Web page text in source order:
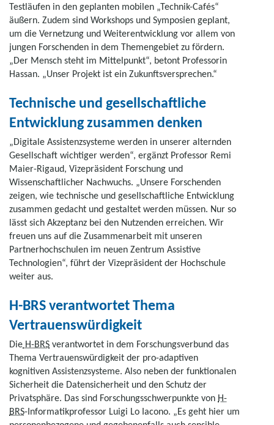
Testläufen in den geplanten mobilen „Technik-Cafés“
äußern. Zudem sind Workshops und Symposien geplant,
um die Vernetzung und Weiterentwicklung vor allem von
jungen Forschenden in dem Themengebiet zu fördern.
„Der Mensch steht im Mittelpunkt“, betont Professorin
Hassan. „Unser Projekt ist ein Zukunftsversprechen.“
Technische und gesellschaftliche
Entwicklung zusammen denken
„Digitale Assistenzsysteme werden in unserer alternden
Gesellschaft wichtiger werden“, ergänzt Professor Remi
Maier-Rigaud, Vizepräsident Forschung und
Wissenschaftlicher Nachwuchs. „Unsere Forschenden
zeigen, wie technische und gesellschaftliche Entwicklung
zusammen gedacht und gestaltet werden müssen. Nur so
lässt sich Akzeptanz bei den Nutzenden erreichen. Wir
freuen uns auf die Zusammenarbeit mit unseren
Partnerhochschulen im neuen Zentrum Assistive
Technologien“, führt der Vizepräsident der Hochschule
weiter aus.
H-BRS verantwortet Thema
Vertrauenswürdigkeit
Die H-BRS verantwortet in dem Forschungsverbund das
Thema Vertrauenswürdigkeit der pro-adaptiven
kognitiven Assistenzsysteme. Also neben der funktionalen
Sicherheit die Datensicherheit und den Schutz der
Privatsphäre. Das sind Forschungsschwerpunkte von H-
BRS-Informatikprofessor Luigi Lo Iacono. „Es geht hier um